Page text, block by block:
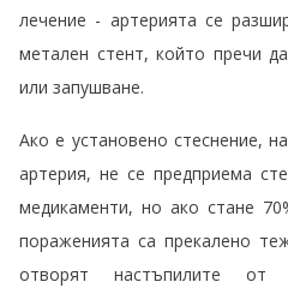
лечение - артерията се
метален стент, който пречи
или запушване.
Ако е установено стеснение,
артерия, не се предприема
медикаменти, но ако стане
пораженията са прекалено
отворят настъпилите от